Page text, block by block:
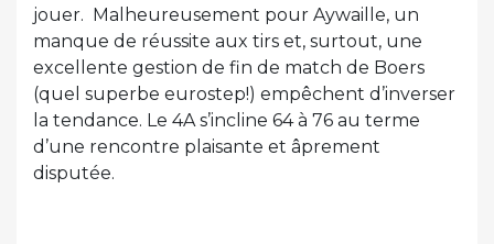
jouer. Malheureusement pour Aywaille, un
manque de réussite aux tirs et, surtout, une
excellente gestion de fin de match de Boers
(quel superbe eurostep!) empêchent d’inverser
la tendance. Le 4A s’incline 64 à 76 au terme
d’une rencontre plaisante et âprement
disputée.